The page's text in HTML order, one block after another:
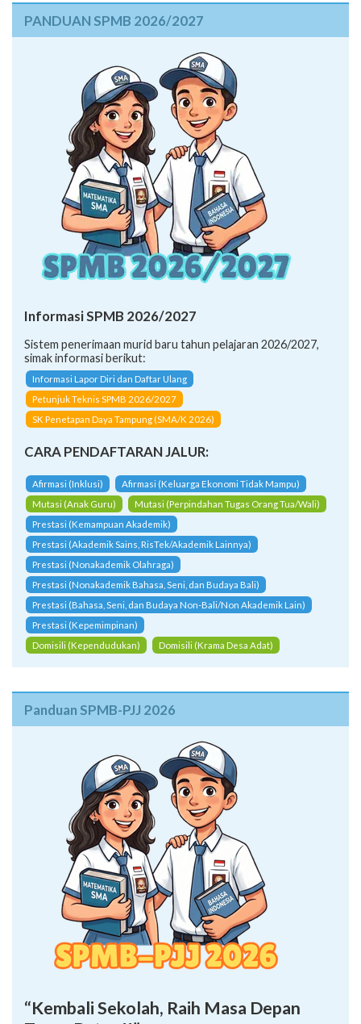
PANDUAN SPMB 2026/2027
Informasi SPMB 2026/2027
Sistem penerimaan murid baru tahun pelajaran 2026/2027,
simak informasi berikut:
Informasi Lapor Diri dan Daftar Ulang
Petunjuk Teknis SPMB 2026/2027
SK Penetapan Daya Tampung (SMA/K 2026)
CARA PENDAFTARAN JALUR:
Afirmasi (Inklusi)
Afirmasi (Keluarga Ekonomi Tidak Mampu)
Mutasi (Anak Guru)
Mutasi (Perpindahan Tugas Orang Tua/Wali)
Prestasi (Kemampuan Akademik)
Prestasi (Akademik Sains, RisTek/Akademik Lainnya)
Prestasi (Nonakademik Olahraga)
Prestasi (Nonakademik Bahasa, Seni, dan Budaya Bali)
Prestasi (Bahasa, Seni, dan Budaya Non-Bali/Non Akademik Lain)
Prestasi (Kepemimpinan)
Domisili (Kependudukan)
Domisili (Krama Desa Adat)
Panduan SPMB-PJJ 2026
“Kembali Sekolah, Raih Masa Depan